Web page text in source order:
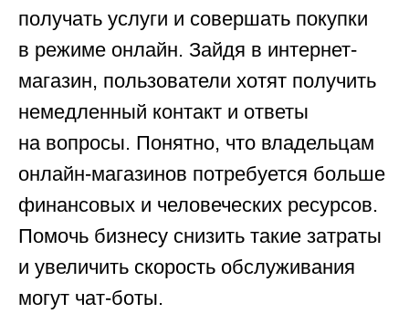
получать услуги и совершать покупки
в режиме онлайн. Зайдя в интернет-
магазин, пользователи хотят получить
немедленный контакт и ответы
на вопросы. Понятно, что владельцам
онлайн-магазинов потребуется больше
финансовых и человеческих ресурсов.
Помочь бизнесу снизить такие затраты
и увеличить скорость обслуживания
могут чат-боты.